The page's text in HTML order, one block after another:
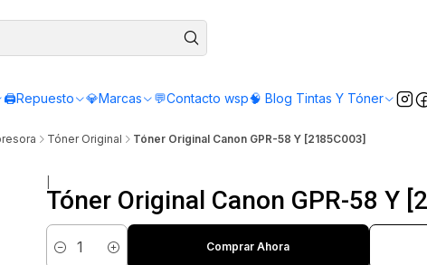
🖨️Repuesto 💎Marcas 💬Contacto wsp🧠 Blog Tintas Y Tóner
el mismo día - Servicio de Lunes a Viernes
Tóner Original Tóner Original Canon GPR-58 Y [2185C003]
Tóner Original Canon GPR-58 Y
Cantidad
Comprar Ahora